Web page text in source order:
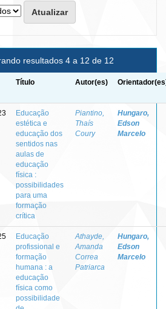
resultados 4 a 12 de 12
Título Autor(es)
Educação
estética e
educação dos
sentidos nas
aulas de
educação
física :
possibilidades
para uma
formação
crítica
Piantino,
Thaís
Coury
Hungaro,
Edson
Marcelo
Educação
profissional e
formação
humana : a
educação
física como
possibilidade
Athayde,
Amanda
Correa
Patriarca
Hungaro,
Edson
Marcelo